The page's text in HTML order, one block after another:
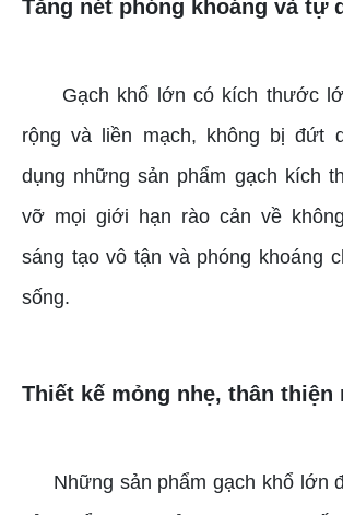
Tăng nét phóng khoáng và tự
Gạch khổ lớn có kích thước
rộng và liền mạch, không bị đứt
dụng những sản phẩm gạch kích
vỡ mọi giới hạn rào cản về
sáng tạo vô tận và phóng khoáng
sống.
Thiết kế mỏng nhẹ, thân
Những sản phẩm gạch khổ lớn